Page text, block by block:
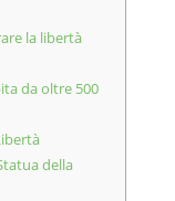
la libertà
da oltre 500
della